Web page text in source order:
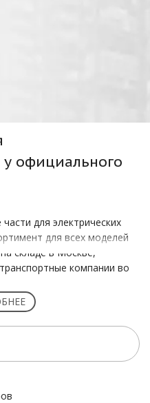
у официального
для электрических
для всех моделей
складе в Москве,
компании во
запчастей и их цене